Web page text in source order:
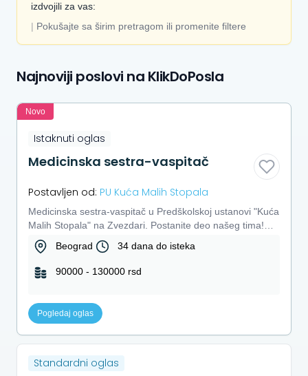
izdvojili za vas:
| Pokušajte sa širim pretragom ili promenite filtere
Najnoviji poslovi na KlikDoPosla
Novo
Istaknuti oglas
Medicinska sestra-vaspitač
Postavljen od: PU Kuća Malih Stopala
Medicinska sestra-vaspitač u Predškolskoj ustanovi "Kuća
Malih Stopala" na Zvezdari. Postanite deo našeg tima!
Predškols...
Beograd 34 dana do isteka
90000 - 130000 rsd
Pogledaj oglas
Standardni oglas